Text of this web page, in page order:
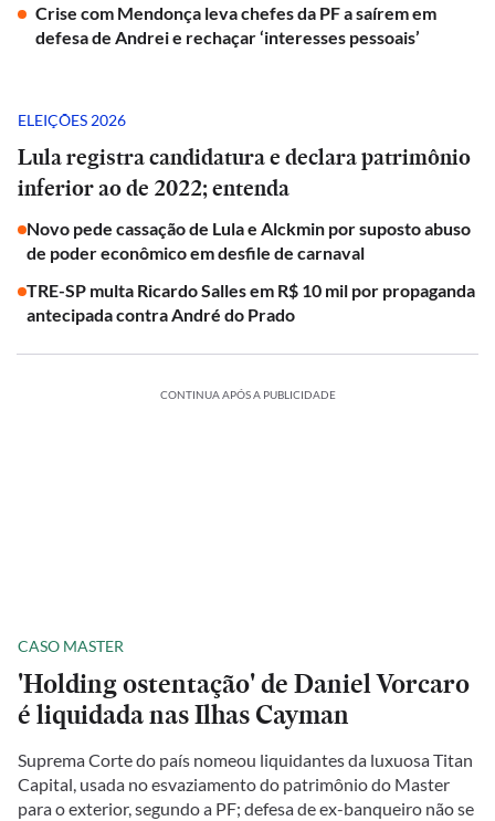
Crise com Mendonça leva chefes da PF a saírem em
defesa de Andrei e rechaçar ‘interesses pessoais’
ELEIÇÕES 2026
Lula registra candidatura e declara patrimônio
inferior ao de 2022; entenda
Novo pede cassação de Lula e Alckmin por suposto abuso
de poder econômico em desfile de carnaval
TRE-SP multa Ricardo Salles em R$ 10 mil por propaganda
antecipada contra André do Prado
CONTINUA APÓS A PUBLICIDADE
CASO MASTER
'Holding ostentação' de Daniel Vorcaro
é liquidada nas Ilhas Cayman
Suprema Corte do país nomeou liquidantes da luxuosa Titan
Capital, usada no esvaziamento do patrimônio do Master
para o exterior, segundo a PF; defesa de ex-banqueiro não se